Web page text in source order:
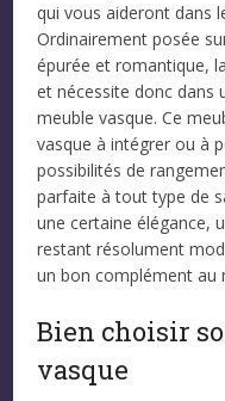
qui vous aideront dans
Ordinairement posée
épurée et romantique,
et nécessite donc dans
meuble vasque. Ce
vasque à intégrer ou à
possibilités de
parfaite à tout type de
une certaine élégance,
restant résolument
un bon complément au
Bien choisir
vasque